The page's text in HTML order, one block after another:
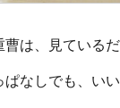
曹は、見ている
なしでも、いい